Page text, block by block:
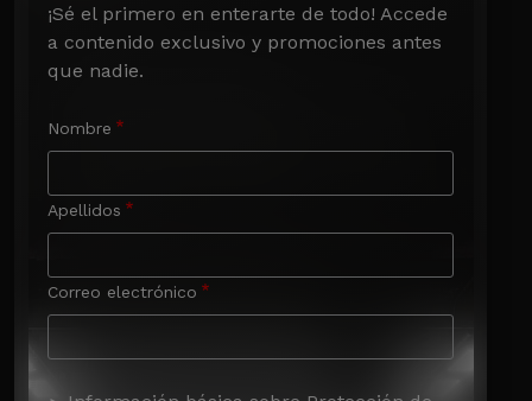
¡Sé el primero en enterarte de todo! Accede
a contenido exclusivo y promociones antes
que nadie.
Nombre
Apellidos
Correo electrónico